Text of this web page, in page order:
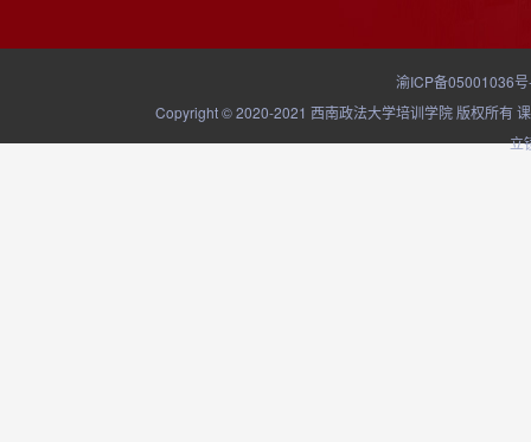
渝ICP备05001036
Copyright © 2020-2021 西南政法大学培训学院 版权所有
立